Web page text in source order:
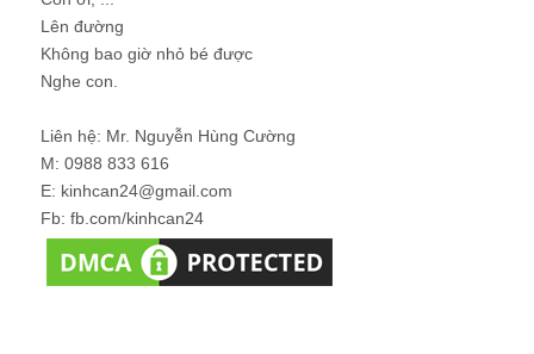
Lên đường
Không bao giờ nhỏ bé được
Nghe con.
Liên hệ: Mr. Nguyễn Hùng Cường
M: 0988 833 616
E: kinhcan24@gmail.com
Fb: fb.com/kinhcan24